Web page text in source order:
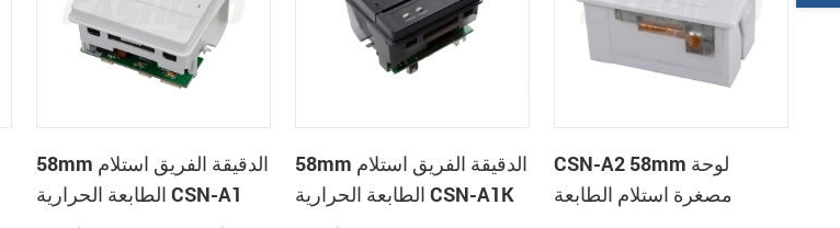
58mm الدقيقة الفريق استلام
الطابعة الحرارية CSN-A1
58mm الدقيقة الفريق استلام
الطابعة الحرارية CSN-A1K
CSN-A2 58mm لوحة
مصغرة استلام الطابعة